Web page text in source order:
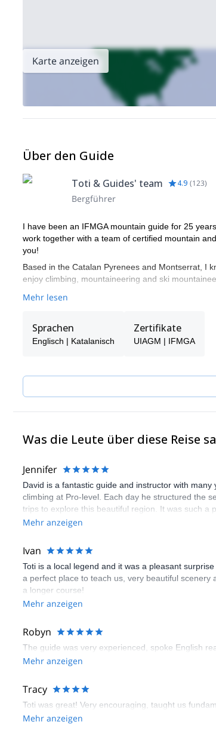
Karte anzeigen
Über den Guide
Toti & Guides' team 4.9 (123)
Bergführer
I have been an IFMGA mountain guide for 25
work together with a team of certified mountain
you!
Based in the Catalan Pyrenees and Montserrat, I
enjoy climbing, mountaineering and ski
Mehr lesen
Sprachen
Englisch | Katalanisch
Zertifikate
UIAGM | IFMGA
Was die Leute über diese Reise
Jennifer
David is a fantastic guide and instructor with
climbing at Pro-level. Each day he structured the
trips to explore this beautiful region. It was such a
Mehr anzeigen
Ivan
Toti is a local legend and it was a pleasant
a perfect place to teach us, very beautiful
a longer course!
Mehr anzeigen
Robyn
The guide was very experienced, spoke English
Mehr anzeigen
Tracy
Toti was great! Very encouraging, taught us
Mehr anzeigen